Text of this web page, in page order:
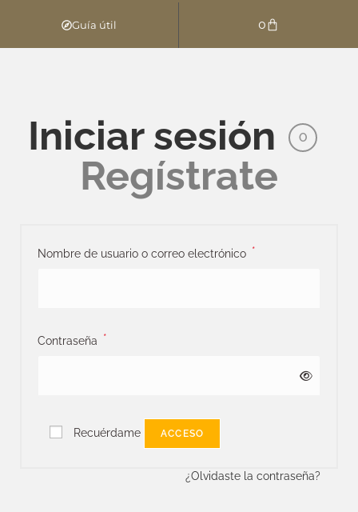
Guía útil 0
Iniciar sesión O
Regístrate
Nombre de usuario o correo electrónico *
Contraseña *
Recuérdame ACCESO
¿Olvidaste la contraseña?